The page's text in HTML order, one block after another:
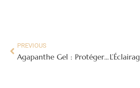
PREVIOUS
Agapanthe Gel : Protéger et Sauver Votre Agapanthe des Froidures Hivernales